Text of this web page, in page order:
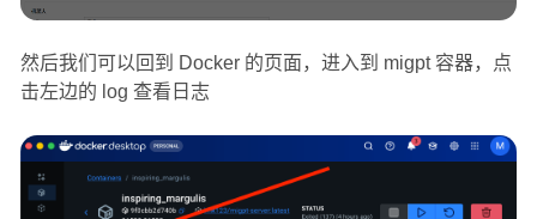
然后我们可以回到 Docker 的页面，进入到 migpt 容器，点
击左边的 log 查看日志